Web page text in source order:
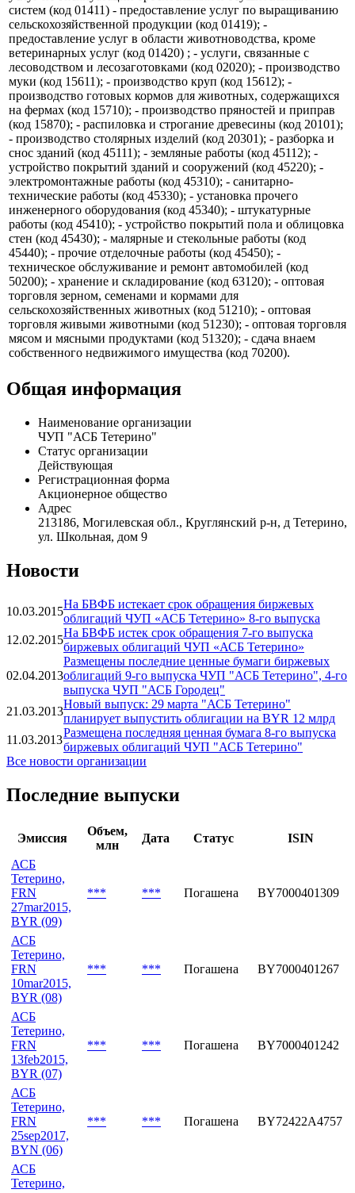
свиней (код 01230); - разведение прочих животных (код
01250); - растениеводство в сочетании с животноводством
(смешанное сельское хозяйство) (код 01300); - предоставление
услуг по эксплуатации оросительных и осушительных
систем (код 01411) - предоставление услуг по выращиванию
сельскохозяйственной продукции (код 01419); -
предоставление услуг в области животноводства, кроме
ветеринарных услуг (код 01420) ; - услуги, связанные с
лесоводством и лесозаготовками (код 02020); - производство
муки (код 15611); - производство круп (код 15612); -
производство готовых кормов для животных, содержащихся
на фермах (код 15710); - производство пряностей и приправ
(код 15870); - распиловка и строгание древесины (код 20101);
- производство столярных изделий (код 20301); - разборка и
снос зданий (код 45111); - земляные работы (код 45112); -
устройство покрытий зданий и сооружений (код 45220); -
электромонтажные работы (код 45310); - санитарно-
технические работы (код 45330); - установка прочего
инженерного оборудования (код 45340); - штукатурные
работы (код 45410); - устройство покрытий пола и облицовка
стен (код 45430); - малярные и стекольные работы (код
45440); - прочие отделочные работы (код 45450); -
техническое обслуживание и ремонт автомобилей (код
50200); - хранение и складирование (код 63120); - оптовая
торговля зерном, семенами и кормами для
сельскохозяйственных животных (код 51210); - оптовая
торговля живыми животными (код 51230); - оптовая торговля
мясом и мясными продуктами (код 51320); - сдача внаем
Общая информация
Наименование организации
ЧУП "АСБ Тетерино"
Статус организации
Действующая
Регистрационная форма
Акционерное общество
213186, Могилевская обл., Круглянский р-н, д Тетерино,
Новости
На БВФБ истекает срок обращения биржевых
облигаций ЧУП «АСБ Тетерино» 8-го выпуска
На БВФБ истек срок обращения 7-го выпуска
биржевых облигаций ЧУП «АСБ Тетерино»
Размещены последние ценные бумаги биржевых
облигаций 9-го выпуска ЧУП "АСБ Тетерино", 4-го
выпуска ЧУП "АСБ Городец"
21.03.2013
Новый выпуск: 29 марта "АСБ Тетерино"
планирует выпустить облигации на BYR 12 млрд
11.03.2013
биржевых облигаций ЧУП "АСБ Тетерино"
Последние выпуски
Эмиссия
Объем,
млн
Дата Статус
ISIN
АСБ
Тетерино,
FRN
27mar2015,
BYR (09)
АСБ
Тетерино,
FRN
10mar2015,
BYR (08)
АСБ
Тетерино,
FRN
13feb2015,
BYR (07)
АСБ
Тетерино,
FRN
25sep2017,